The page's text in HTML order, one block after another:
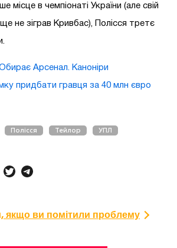
місце в чемпіонаті України (але свій
не зіграв Кривбас), Полісся третє
Арсенал. Каноніри
придбати гравця за 40 млн євро
Полісся Тейлор УПЛ
якщо ви помітили проблему